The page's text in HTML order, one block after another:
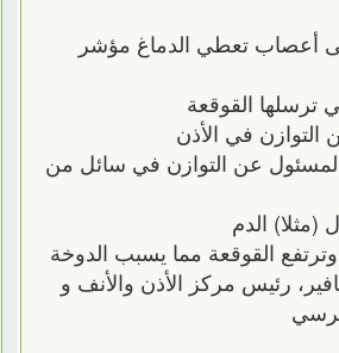
أعصاب تعطي الدماغ مؤشر
ترسلها القوقعة
في الأذن
عن التوازن في سائل من
(مثلا) الدم
القوقعة مما يسبب الدوخة
رئيس مركز الأذن والأنف و